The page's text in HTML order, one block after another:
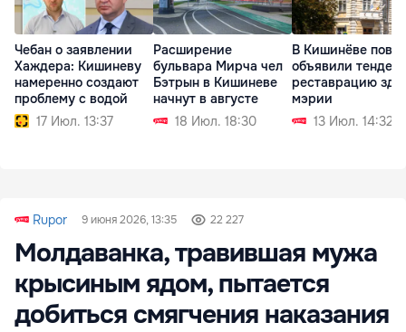
Чебан о заявлении
Хаждера: Кишиневу
намеренно создают
проблему с водой
17 Июл. 13:37
Расширение
бульвара Мирча чел
Бэтрын в Кишиневе
начнут в августе
18 Июл. 18:30
В Кишинёве
объявили тендер
реставрацию
мэрии
13 Июл. 14:32
Rupor 9 июня 2026, 13:35 22 227
Молдаванка, травившая мужа
крысиным ядом, пытается
добиться смягчения наказания